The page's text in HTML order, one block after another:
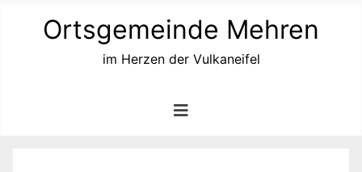
Ortsgemeinde Mehren
im Herzen der Vulkaneifel